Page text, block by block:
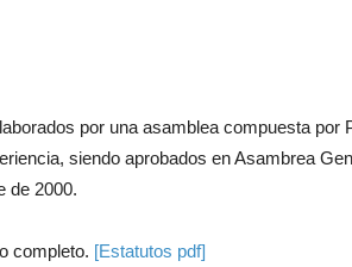
por una asamblea compuesta por
siendo aprobados en Asambrea
de 2000.
completo. [Estatutos pdf]